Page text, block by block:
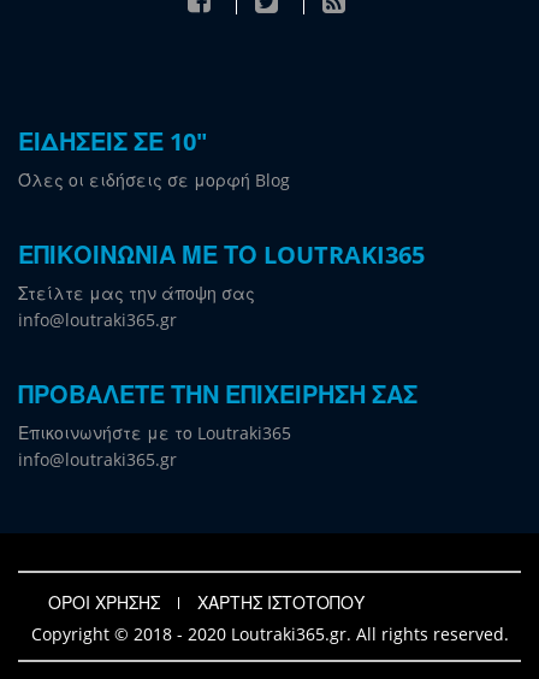
ΕΙΔΗΣΕΙΣ ΣΕ 10"
Όλες οι ειδήσεις σε μορφή Blog
ΕΠΙΚΟΙΝΩΝΙΑ ΜΕ ΤΟ LOUTRAKI365
Στείλτε μας την άποψη σας
info@loutraki365.gr
ΠΡΟΒΑΛΕΤΕ ΤΗΝ ΕΠΙΧΕΙΡΗΣΗ ΣΑΣ
Επικοινωνήστε με το Loutraki365
info@loutraki365.gr
ΟΡΟΙ ΧΡΗΣΗΣ
ΧΑΡΤΗΣ ΙΣΤΟΤΟΠΟΥ
Copyright © 2018 - 2020 Loutraki365.gr. All rights reserved.